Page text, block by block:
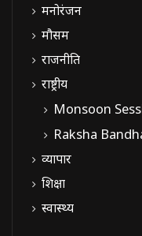
मनोरंजन
मौसम
राजनीति
राष्ट्रीय
Monsoon
Raksha
व्यापार
शिक्षा
स्वास्थ्य